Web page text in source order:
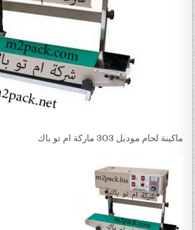
ماكينة لحام موديل 303 ماركة ام تو باك